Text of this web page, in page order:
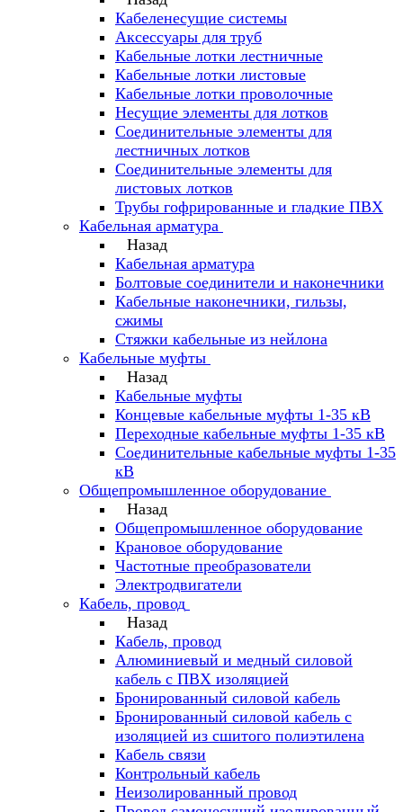
Кабеленесущие системы
Аксессуары для труб
Кабельные лотки лестничные
Кабельные лотки листовые
Кабельные лотки проволочные
Несущие элементы для лотков
Соединительные элементы для
лестничных лотков
Соединительные элементы для
листовых лотков
Трубы гофрированные и гладкие ПВХ
Кабельная арматура
Назад
Кабельная арматура
Болтовые соединители и наконечники
Кабельные наконечники, гильзы,
сжимы
Стяжки кабельные из нейлона
Кабельные муфты
Назад
Кабельные муфты
Концевые кабельные муфты 1-35 кВ
Переходные кабельные муфты 1-35 кВ
Соединительные кабельные муфты 1-35
кВ
Общепромышленное оборудование
Назад
Общепромышленное оборудование
Крановое оборудование
Частотные преобразователи
Электродвигатели
Кабель, провод
Назад
Кабель, провод
Алюминиевый и медный силовой
кабель с ПВХ изоляцией
Бронированный силовой кабель
Бронированный силовой кабель с
изоляцией из сшитого полиэтилена
Кабель связи
Контрольный кабель
Неизолированный провод